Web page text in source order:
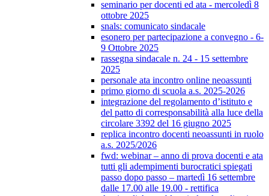
seminario per docenti ed ata - mercoledì 8
ottobre 2025
snals: comunicato sindacale
esonero per partecipazione a convegno - 6-
9 Ottobre 2025
rassegna sindacale n. 24 - 15 settembre
2025
personale ata incontro online neoassunti
primo giorno di scuola a.s. 2025-2026
integrazione del regolamento d’istituto e
del patto di corresponsabilità alla luce della
circolare 3392 del 16 giugno 2025
replica incontro docenti neoassunti in ruolo
a.s. 2025/2026
fwd: webinar – anno di prova docenti e ata
tutti gli adempimenti burocratici spiegati
passo dopo passo – martedì 16 settembre
dalle 17.00 alle 19.00 - rettifica